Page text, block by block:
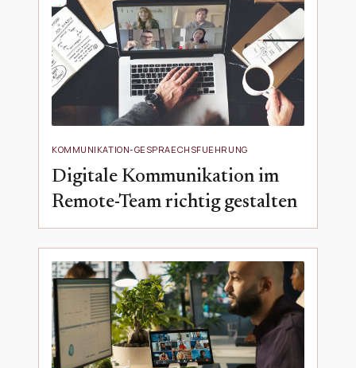
KOMMUNIKATION-GESPRAECHSFUEHRUNG
Digitale Kommunikation im
Remote-Team richtig gestalten